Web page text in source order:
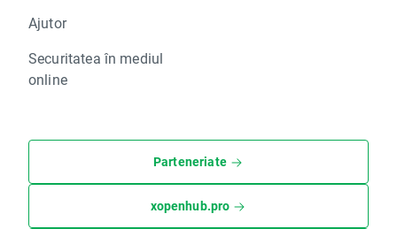
Ajutor
Securitatea în mediul
online
Parteneriate
xopenhub.pro